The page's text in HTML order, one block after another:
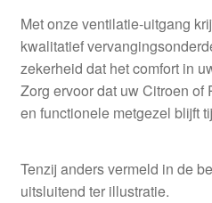
Met onze ventilatie-uitgang
kwalitatief
zekerheid dat het comfort in
Zorg ervoor dat uw Citroen of
en functionele metgezel blijft
Tenzij anders vermeld in de
uitsluitend ter illustratie.